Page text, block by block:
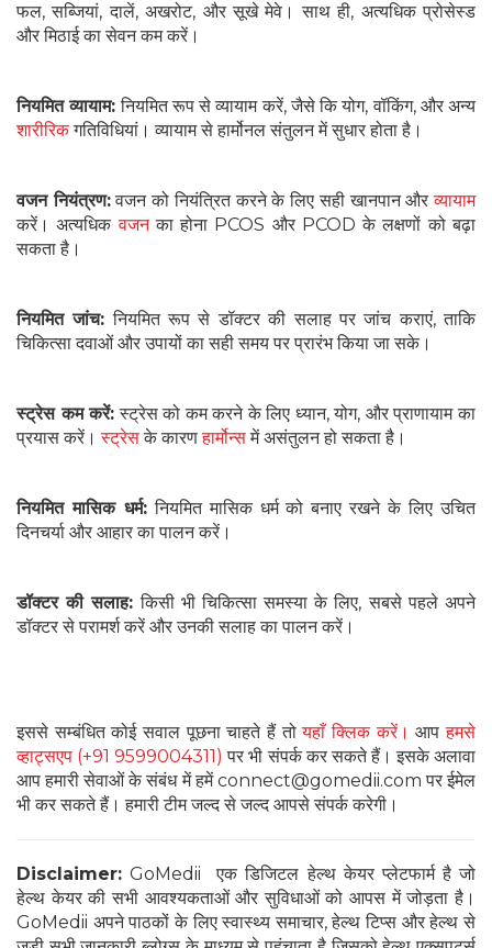
फल, सब्जियां, दालें, अखरोट, और सूखे मेवे। साथ ही, अत्यधिक प्रोसेस्ड
और मिठाई का सेवन कम करें।
नियमित व्यायाम: नियमित रूप से व्यायाम करें, जैसे कि योग, वॉकिंग, और अन्य
शारीरिकगतिविधियां। व्यायाम से हार्मोनल संतुलन में सुधार होता है।
वजन नियंत्रण:वजन को नियंत्रित करने के लिए सही खानपान औरव्यायाम
करें। अत्यधिकवजनका होना PCOS और PCOD के लक्षणों को बढ़ा
सकता है।
नियमित जांच: नियमित रूप से डॉक्टर की सलाह पर जांच कराएं, ताकि
चिकित्सा दवाओं और उपायों का सही समय पर प्रारंभ किया जा सके।
स्ट्रेस कम करें: स्ट्रेस को कम करने के लिए ध्यान, योग, और प्राणायाम का
प्रयास करें।स्ट्रेसके कारणहार्मोन्समें असंतुलन हो सकता है।
नियमित मासिक धर्म:नियमित मासिक धर्म को बनाए रखने के लिए उचित
दिनचर्या और आहार का पालन करें।
डॉक्टर की सलाह: किसी भी चिकित्सा समस्या के लिए, सबसे पहले अपने
डॉक्टर से परामर्श करें और उनकी सलाह का पालन करें।
इससे सम्बंधित कोई सवाल पूछना चाहते हैं तोयहाँ क्लिक करें। आपहमसे
व्हाट्सएप (+91 9599004311) पर भी संपर्क कर सकते हैं। इसके अलावा
आप हमारी सेवाओं के संबंध में हमें connect@gomedii.com पर ईमेल
भी कर सकते हैं। हमारी टीम जल्द से जल्द आपसे संपर्क करेगी।
Disclaimer: GoMedii एक डिजिटल हेल्थ केयर प्लेटफार्म है जो
हेल्थ केयर की सभी आवश्यकताओं और सुविधाओं को आपस में जोड़ता है।
GoMedii अपने पाठकों के लिए स्वास्थ्य समाचार, हेल्थ टिप्स और हेल्थ से